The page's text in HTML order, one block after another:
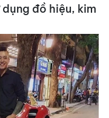
đồ hiệu, kim